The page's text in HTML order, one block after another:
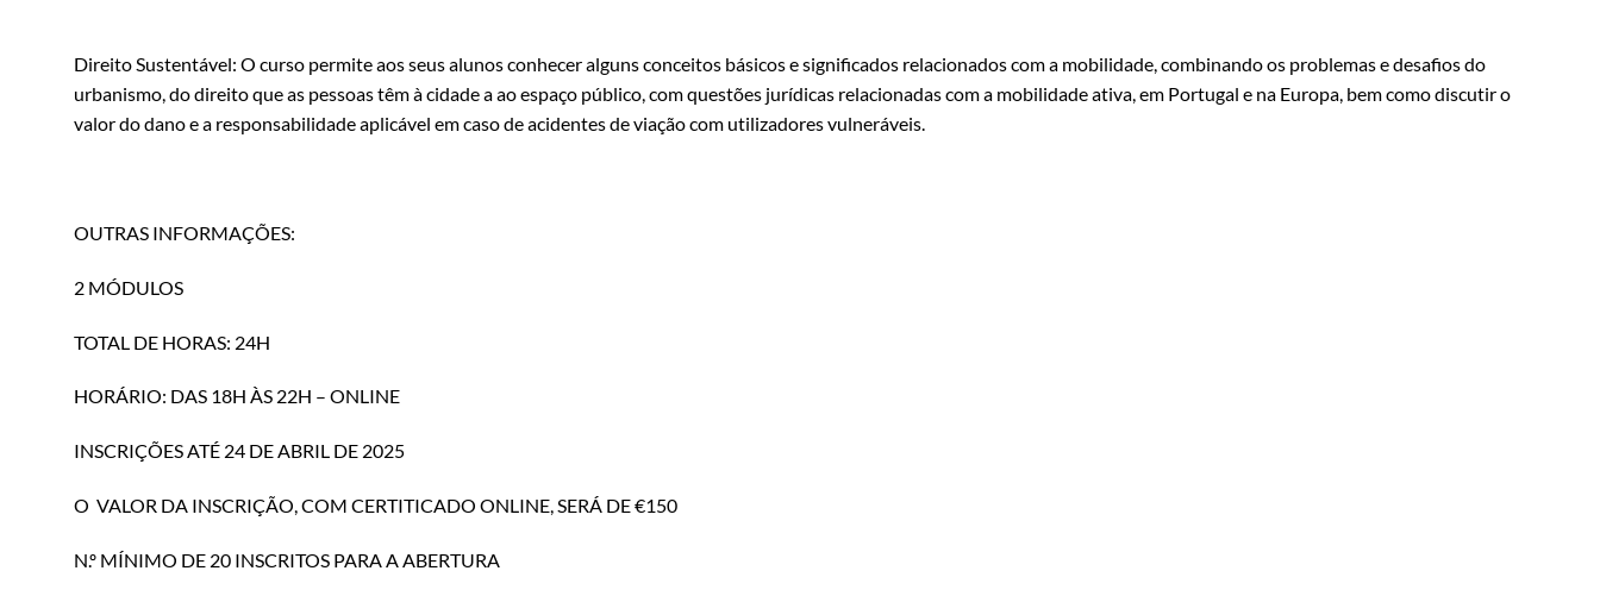
Direito Sustentável: O curso permite aos seus alunos conhecer alguns conceitos básicos e significados relacionados com a mobilidade, combinando os problemas e desafios do
urbanismo, do direito que as pessoas têm à cidade a ao espaço público, com questões jurídicas relacionadas com a mobilidade ativa, em Portugal e na Europa, bem como discutir o
valor do dano e a responsabilidade aplicável em caso de acidentes de viação com utilizadores vulneráveis.
OUTRAS INFORMAÇÕES:
2 MÓDULOS
TOTAL DE HORAS: 24H
HORÁRIO: DAS 18H ÀS 22H – ONLINE
INSCRIÇÕES ATÉ 24 DE ABRIL DE 2025
O VALOR DA INSCRIÇÃO, COM CERTITICADO ONLINE, SERÁ DE €150
N.º MÍNIMO DE 20 INSCRITOS PARA A ABERTURA